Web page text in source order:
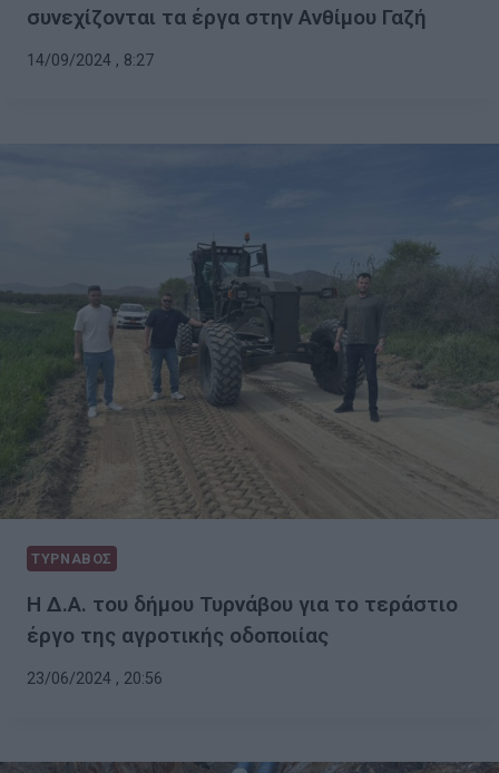
συνεχίζονται τα έργα στην Ανθίμου Γαζή
14/09/2024 , 8:27
ΤΥΡΝΑΒΟΣ
Η Δ.Α. του δήμου Τυρνάβου για το τεράστιο
έργο της αγροτικής οδοποιίας
23/06/2024 , 20:56